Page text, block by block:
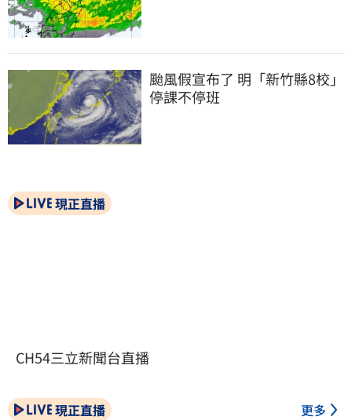
颱風假宣布了 明「新竹縣8校」
停課不停班
現正直播
CH54三立新聞台直播
現正直播 更多